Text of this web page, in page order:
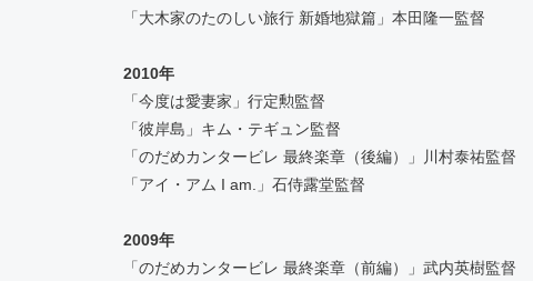
「大木家のたのしい旅行 新婚地獄篇」本田隆一監督
2010年
「今度は愛妻家」行定勲監督
「彼岸島」キム・テギュン監督
「のだめカンタービレ 最終楽章（後編）」川村泰祐監督
「アイ・アム I am.」石侍露堂監督
2009年
「のだめカンタービレ 最終楽章（前編）」武内英樹監督